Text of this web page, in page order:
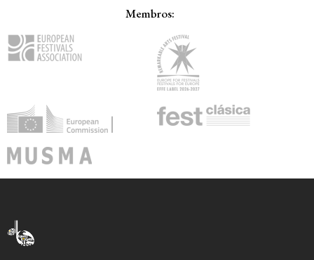
Membros: